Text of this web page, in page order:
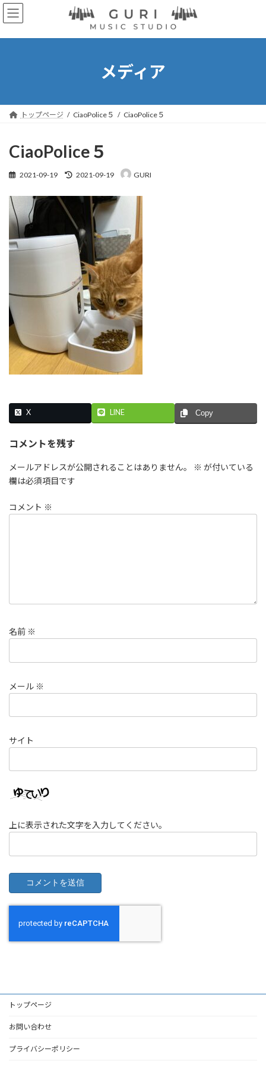
コ
ン
ン
ナ
ビ
ー
メディア
トップページ CiaoPolice５ CiaoPolice５
CiaoPolice５
2021-09-19
最
更
新
時
:
2021-09-19 GURI
X LINE Copy
コメントを残す
メールアドレスが公開されることはありません。 ※ が付いている
欄は必須項目です
コメント ※
名前 ※
メール ※
サイト
上に表示された文字を入力してください。
トップページ
お問い合わせ
プライバシーポリシー